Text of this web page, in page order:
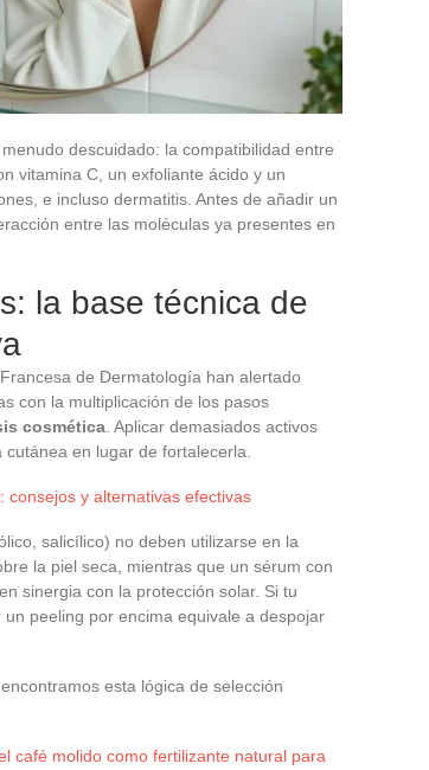
descuidado: la compatibilidad entre
vitamina C, un exfoliante ácido y un
e incluso dermatitis. Antes de añadir un
entre las moléculas ya presentes en
la base técnica de
de Dermatología han alertado
con la multiplicación de los pasos
cosmética . Aplicar demasiados activos
en lugar de fortalecerla.
consejos y alternativas efectivas
salicílico) no deben utilizarse en la
la piel seca, mientras que un sérum con
sinergia con la protección solar. Si tu
peeling por encima equivale a despojar
esta lógica de selección
café molido como fertilizante natural para